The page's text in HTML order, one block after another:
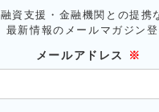
融資支援・金融機関との提携
最新情報のメールマガジン
メールアドレス ※